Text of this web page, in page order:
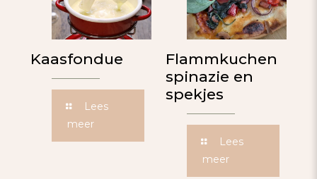
Kaasfondue
Lees
meer
Flammkuchen
spinazie en
spekjes
Lees
meer